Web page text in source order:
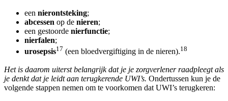
een nierontsteking;
abcessen op de nieren;
een gestoorde nierfunctie;
nierfalen;
urosepsis17 (een bloedvergiftiging in de nieren).18
Het is daarom uiterst belangrijk dat je je zorgverlener raadpleegt als
je denkt dat je leidt aan terugkerende UWI’s. Ondertussen kun je de
volgende stappen nemen om te voorkomen dat UWI’s terugkeren: